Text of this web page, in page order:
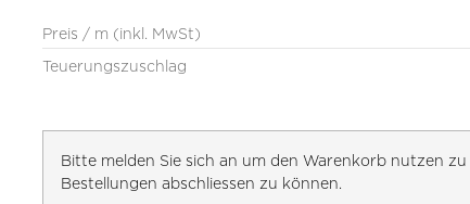
Preis / m (inkl. MwSt)
Teuerungszuschlag
Bitte melden Sie sich an um den Warenkorb nutzen
Bestellungen abschliessen zu können.